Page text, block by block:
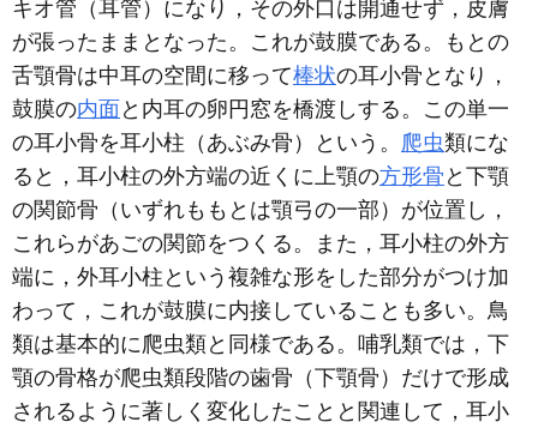
キオ管（耳管）になり，その外口は開通せず，皮膚
が張ったままとなった。これが鼓膜である。もとの
舌顎骨は中耳の空間に移って棒状の耳小骨となり，
鼓膜の内面 と内耳の卵円窓を橋渡しする。この単一
の耳小骨を耳小柱（あぶみ骨）という。 爬虫類にな
ると，耳小柱の外方端の近くに上顎の方形骨 と下顎
の関節骨（いずれももとは顎弓の一部）が位置し，
これらがあごの関節をつくる。また，耳小柱の外方
端に，外耳小柱という複雑な形をした部分がつけ加
わって，これが鼓膜に内接していることも多い。鳥
類は基本的に爬虫類と同様である。哺乳類では，下
顎の骨格が爬虫類段階の歯骨（下顎骨）だけで形成
されるように著しく変化したことと関連して，耳小